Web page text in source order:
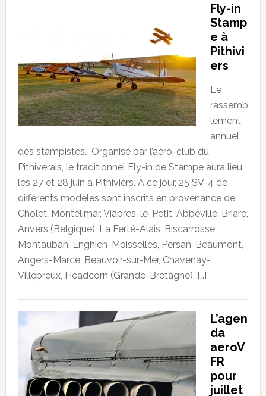
Fly-in
Stamp
e à
Pithivi
ers
Le
rassemb
lement
annuel
des stampistes… Organisé par l’aéro-club du
Pithiverais, le traditionnel Fly-in de Stampe aura lieu
les 27 et 28 juin à Pithiviers. À ce jour, 25 SV-4 de
différents modèles sont inscrits en provenance de
Cholet, Montélimar, Viâpres-le-Petit, Abbeville, Briare,
Anvers (Belgique), La Ferté-Alais, Biscarrosse,
Montauban, Enghien-Moisselles, Persan-Beaumont,
Angers-Marcé, Beauvoir-sur-Mer, Chavenay-
Villepreux, Headcorn (Grande-Bretagne), […]
L’agen
da
aeroV
FR
pour
juillet